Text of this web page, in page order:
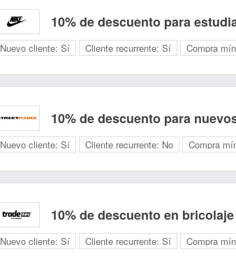
10% de descuento para
Nuevo cliente: Sí Cliente recurrente: Sí Compra
10% de descuento para
Nuevo cliente: Sí Cliente recurrente: No Compra
10% de descuento en
Nuevo cliente: Sí Cliente recurrente: Sí Compra